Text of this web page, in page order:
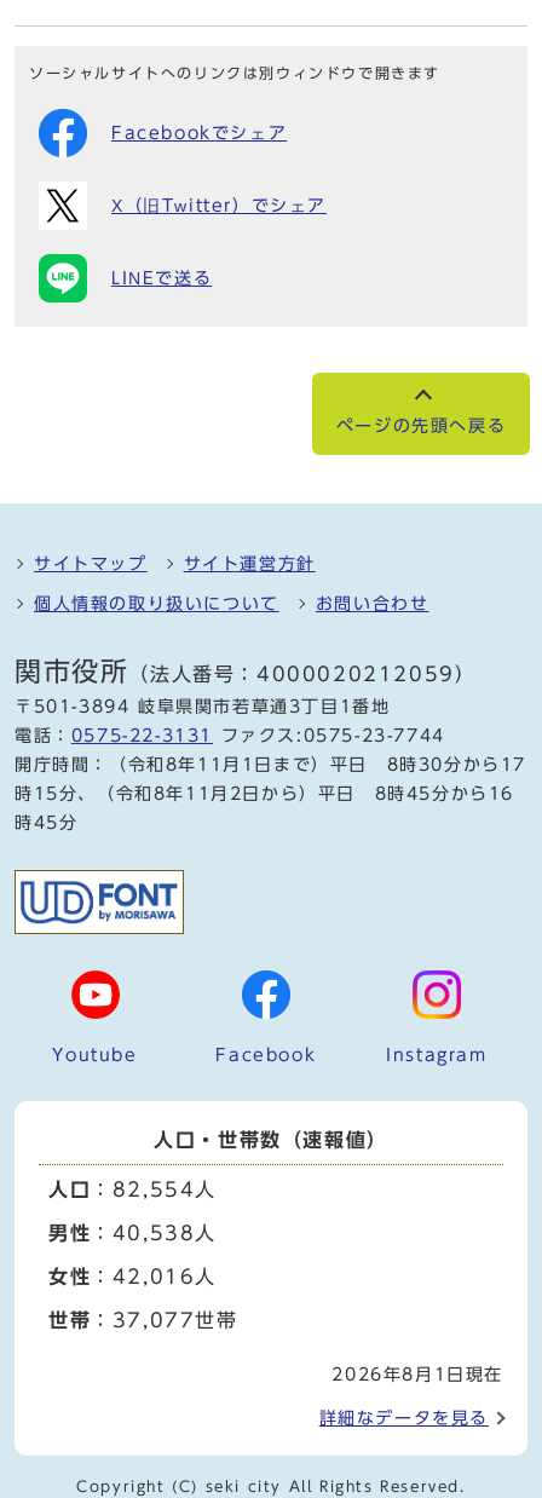
ソーシャルサイトへのリンクは別ウィンドウで開きます
Facebookでシェア
X（旧Twitter）でシェア
LINEで送る
ページの先頭へ戻る
サイトマップ サイト運営方針
個人情報の取り扱いについて お問い合わせ
関市役所 （法人番号：4000020212059）
〒501-3894 岐阜県関市若草通3丁目1番地
電話： 0575-22-3131
ファクス:0575-23-7744
開庁時間：（令和8年11月1日まで）平日 8時30分から17
時15分、（令和8年11月2日から）平日 8時45分から16
時45分
Youtube Facebook Instagram
人口・世帯数（速報値）
人口 ：82,554人
男性 ：40,538人
女性 ：42,016人
世帯 ：37,077世帯
2026年8月1日現在
詳細なデータを見る
Copyright (C) seki city All Rights Reserved.